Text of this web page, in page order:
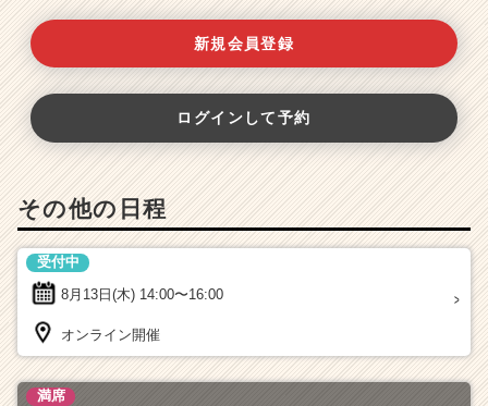
新規会員登録
ログインして予約
その他の日程
8月13日(木) 14:00〜16:00
受付中
オンライン開催
満席